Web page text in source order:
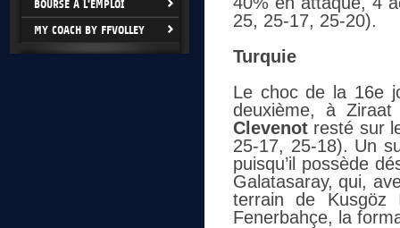
BOURSE À L'EMPLOI
MY COACH BY FFVOLLEY
25, 25-17, 25-20).
Turquie
Le choc de la 16e
deuxième, à
Clevenot resté sur
25-17, 25-18). Un
puisqu’il possède
Galatasaray, qui,
terrain de Kusgöz
Fenerbahçe, la